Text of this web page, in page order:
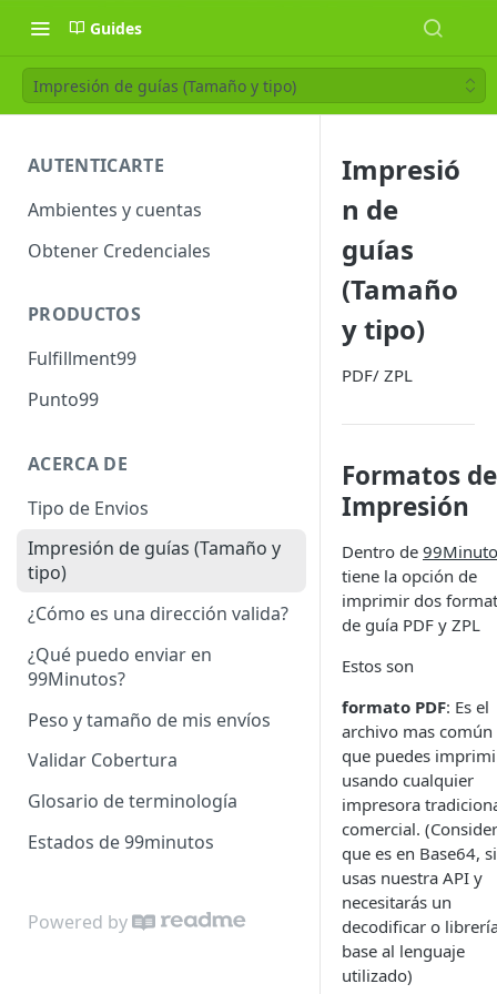
Guides
Impresión de guías (Tamaño y tipo)
AUTENTICARTE
Ambientes y cuentas
Obtener Credenciales
PRODUCTOS
Fulfillment99
Punto99
ACERCA DE
Tipo de Envios
Impresión de guías (Tamaño y
tipo)
¿Cómo es una dirección valida?
¿Qué puedo enviar en
99Minutos?
Peso y tamaño de mis envíos
Validar Cobertura
Glosario de terminología
Estados de 99minutos
Powered by
Impresió
n de
guías
(Tamaño
y tipo)
PDF/ ZPL
Formatos de
Impresión
Dentro de
tiene la opción de
imprimir dos
de guía PDF y ZPL
Estos son
formato PDF: Es el
archivo mas común
que puedes
usando cualquier
impresora
comercial.
que es en Base64, si
usas nuestra API y
necesitarás un
decodificar o
base al lenguaje
utilizado)